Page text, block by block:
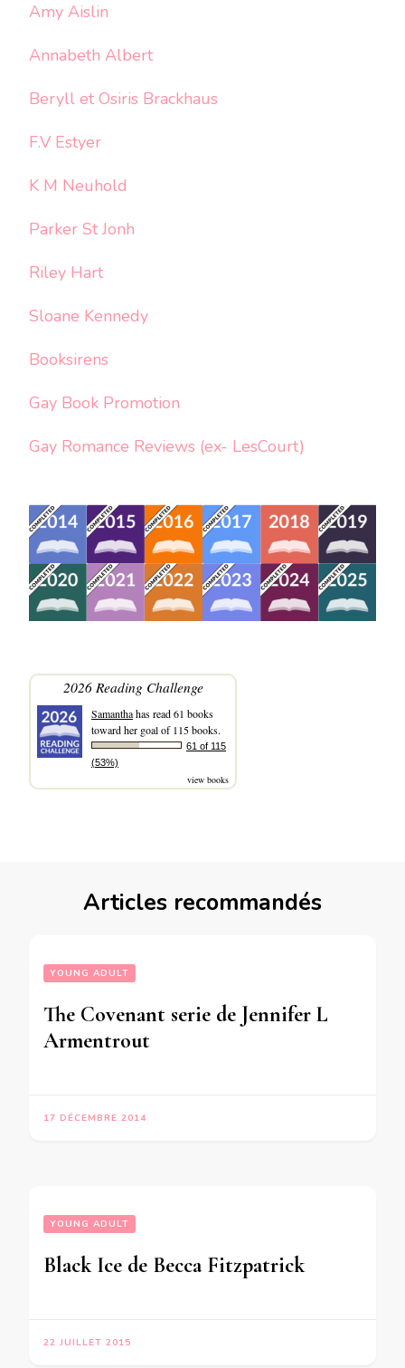
Amy Aislin
Annabeth Albert
Beryll et Osiris Brackhaus
F.V Estyer
K M Neuhold
Parker St Jonh
Riley Hart
Sloane Kennedy
Booksirens
Gay Book Promotion
Gay Romance Reviews (ex- LesCourt)
2026 Reading Challenge
Samanthahas read 61 books
toward her goal of 115 books.
61 of 115
(53%)
view books
Articles recommandés
YOUNG ADULT
The Covenant serie de Jennifer L
Armentrout
17 DÉCEMBRE 2014
YOUNG ADULT
Black Ice de Becca Fitzpatrick
22 JUILLET 2015